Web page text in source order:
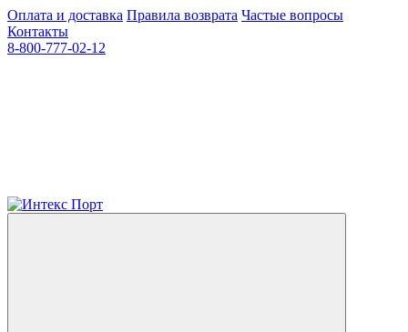
Оплата и доставка Правила возврата Частые вопросы
Контакты
8-800-777-02-12